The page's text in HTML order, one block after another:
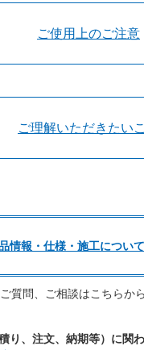
ご使用上のご注意
ご理解いただきたい
情報・仕様・施工について
質問、ご相談はこちらか
り、注文、納期等）に関